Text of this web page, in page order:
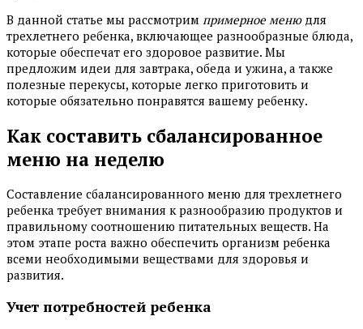
В данной статье мы рассмотрим примерное менюдля
трехлетнего ребенка, включающее разнообразные блюда,
которые обеспечат его здоровое развитие. Мы
предложим идеи для завтрака, обеда и ужина, а также
полезные перекусы, которые легко приготовить и
которые обязательно понравятся вашему ребенку.
Как составить сбалансированное
меню на неделю
Составление сбалансированного меню для трехлетнего
ребенка требует внимания к разнообразию продуктов и
правильному соотношению питательных веществ. На
этом этапе роста важно обеспечить организм ребенка
всеми необходимыми веществами для здоровья и
развития.
Учет потребностей ребенка